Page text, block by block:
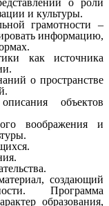
и культуры.
грамотности –
информацию,
как источника
о пространстве
объектов
воображения и
создающий
Программа
образования,